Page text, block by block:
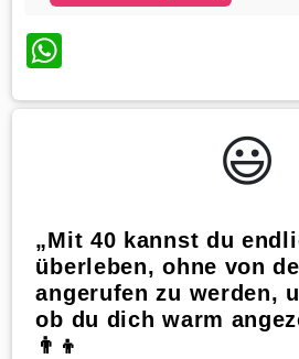
WhatsApp
😃️
„Mit 40 kannst du
überleben, ohne von
angerufen zu werden,
ob du dich warm
👨‍👦